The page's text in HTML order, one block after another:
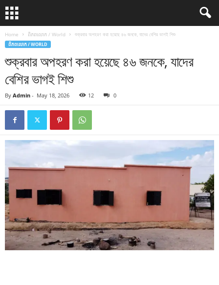
Home ពិភពលោក / World শুক্রবার অপহরণ করা হয়েছে ৪৬ জনকে, যাদের বেশির ভাগই শিশু
ពិភពលោក / WORLD
শুক্রবার অপহরণ করা হয়েছে ৪৬ জনকে, যাদের
বেশির ভাগই শিশু
By Admin - May 18, 2026 12 0